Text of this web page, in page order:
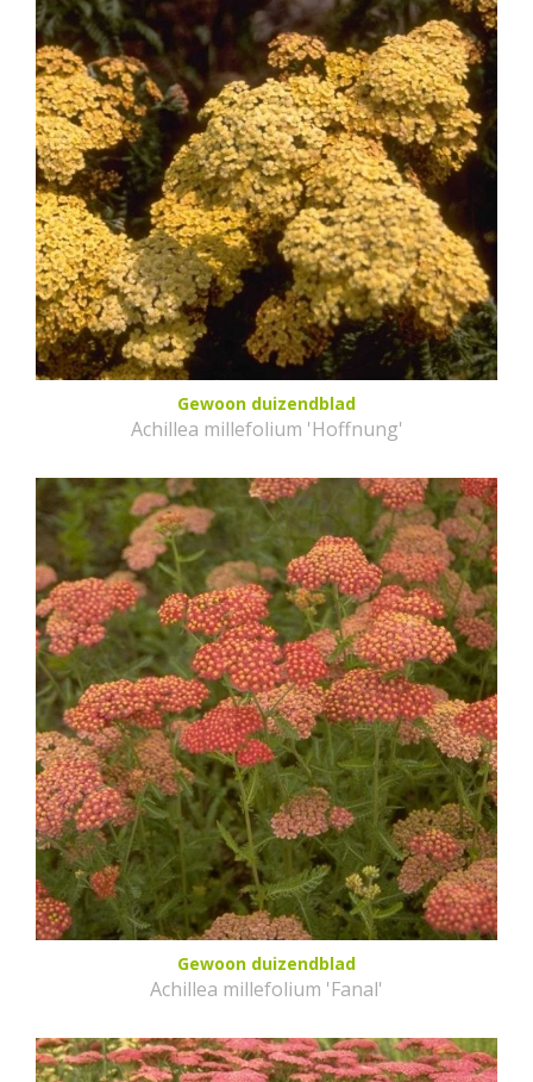
Gewoon duizendblad
Achillea millefolium 'Hoffnung'
Gewoon duizendblad
Achillea millefolium 'Fanal'